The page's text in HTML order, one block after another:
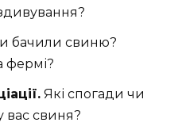
бачили свиню?
фермі?
Які спогади чи
вас свиня?